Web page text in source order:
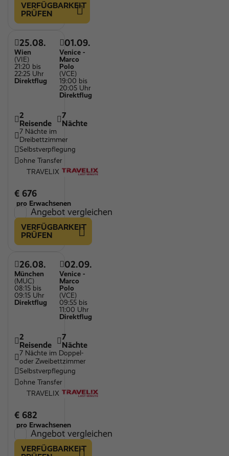
VERFÜGBARKEIT
PRÜFEN
25.08.
Wien
(VIE)
21:20 bis
22:25 Uhr
Direktflug
01.09.
Venice -
Marco
Polo
(VCE)
19:00 bis
20:05 Uhr
Direktflug
2
Reisende
7
Nächte
7 Nächte im
Dreibettzimmer
Selbstverpflegung
ohne Transfer
TRAVELIX
€ 676
pro Erwachsenen
Angebot vergleichen
VERFÜGBARKEIT
PRÜFEN
26.08.
München
(MUC)
08:15 bis
09:15 Uhr
Direktflug
02.09.
Venice -
Marco
Polo
(VCE)
09:55 bis
11:00 Uhr
Direktflug
2
Reisende
7
Nächte
7 Nächte im Doppel-
oder Zweibettzimmer
Selbstverpflegung
ohne Transfer
TRAVELIX
€ 682
pro Erwachsenen
Angebot vergleichen
VERFÜGBARKEIT